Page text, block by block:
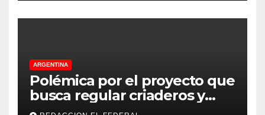
ARGENTINA
Polémica por el proyecto que
busca regular criaderos y
refugios de perros y gatos: